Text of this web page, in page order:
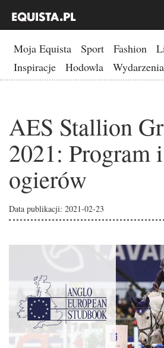
Moja Equista Sport Fashion
Inspiracje
Hodowla Wydarzenia
AES Stallion
2021: Program
ogierów
Data publikacji: 2021-02-23